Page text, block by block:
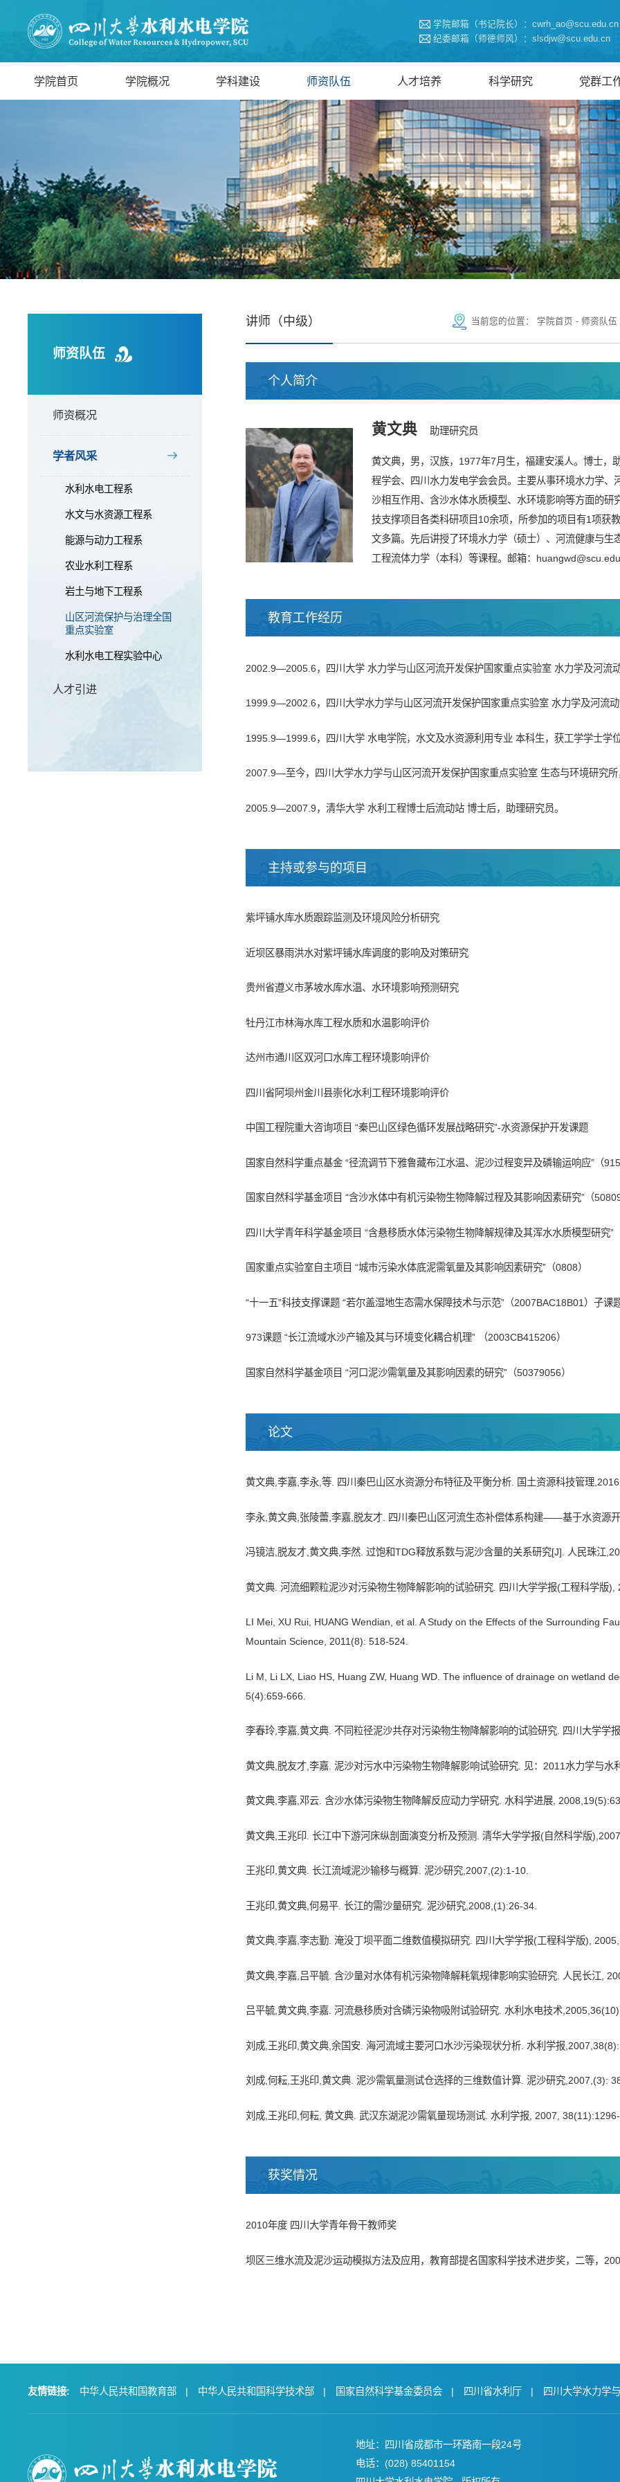
学院邮箱（书记院长）：cwrh_ao@scu.edu.cn
纪委邮箱（师德师风）：slsdjw@scu.edu.cn
学院首页 学院概况 学科建设 师资队伍 人才培养 科学研究 党群工
师资队伍
师资概况
学者风采
水利水电工程系
水文与水资源工程系
能源与动力工程系
农业水利工程系
岩土与地下工程系
山区河流保护与治理全国
重点实验室
水利水电工程实验中心
人才引进
讲师（中级） 当前您的位置： 学院首页 - 师资队伍
个人简介
黄文典 助理研究员
黄文典，男，汉族，1977年7月生，福建安溪人。博士，
程学会、四川水力发电学会会员。主要从事环境水力学
沙相互作用、含沙水体水质模型、水环境影响等方面的研
技支撑项目各类科研项目10余项，所参加的项目有1项获
文多篇。先后讲授了环境水力学（硕士）、河流健康与生
工程流体力学（本科）等课程。邮箱：
教育工作经历
2002.9—2005.6，四川大学 水力学与山区河流开发保护国家重点实验室 水力学及河流
1999.9—2002.6，四川大学水力学与山区河流开发保护国家重点实验室 水力学及河流动
1995.9—1999.6，四川大学 水电学院，水文及水资源利用专业 本科生，获工学学士学位
2007.9—至今，四川大学水力学与山区河流开发保护国家重点实验室 生态与环境研究所
2005.9—2007.9，清华大学 水利工程博士后流动站 博士后，助理研究员。
主持或参与的项目
紫坪铺水库水质跟踪监测及环境风险分析研究
近坝区暴雨洪水对紫坪铺水库调度的影响及对策研究
贵州省遵义市茅坡水库水温、水环境影响预测研究
牡丹江市林海水库工程水质和水温影响评价
达州市通川区双河口水库工程环境影响评价
四川省阿坝州金川县崇化水利工程环境影响评价
中国工程院重大咨询项目 “秦巴山区绿色循环发展战略研究”-水资源保护开发课题
国家自然科学重点基金 “径流调节下雅鲁藏布江水温、泥沙过程变异及磷输运响应”（
国家自然科学基金项目 “含沙水体中有机污染物生物降解过程及其影响因素研究”（
四川大学青年科学基金项目 “含悬移质水体污染物生物降解规律及其浑水水质模型研究”
国家重点实验室自主项目 “城市污染水体底泥需氧量及其影响因素研究”（0808）
“十一五”科技支撑课题 “若尔盖湿地生态需水保障技术与示范”（2007BAC18B01）子课
973课题 “长江流域水沙产输及其与环境变化耦合机理” （2003CB415206）
国家自然科学基金项目 “河口泥沙需氧量及其影响因素的研究”（50379056）
论文
黄文典,李嘉,李永,等. 四川秦巴山区水资源分布特征及平衡分析. 国土资源科技管理
李永,黄文典,张陵蕾,李嘉,脱友才. 四川秦巴山区河流生态补偿体系构建——基于水资源
冯镜洁,脱友才,黄文典,李然. 过饱和TDG释放系数与泥沙含量的关系研究[J]. 人民珠江
黄文典. 河流细颗粒泥沙对污染物生物降解影响的试验研究. 四川大学学报(工程科学版),
LI Mei, XU Rui, HUANG Wendian, et al. A Study on the Effects of the Surrounding
Mountain Science, 2011(8): 518-524.
Li M, Li LX, Liao HS, Huang ZW, Huang WD. The influence of drainage on wetland
5(4):659-666.
李春玲,李嘉,黄文典. 不同粒径泥沙共存对污染物生物降解影响的试验研究. 四川大学学
黄文典,脱友才,李嘉. 泥沙对污水中污染物生物降解影响试验研究. 见：2011水力学与水
黄文典,李嘉,邓云. 含沙水体污染物生物降解反应动力学研究. 水科学进展,
黄文典,王兆印. 长江中下游河床纵剖面演变分析及预测. 清华大学学报(自然科学版
王兆印,黄文典. 长江流域泥沙输移与概算. 泥沙研究,2007,(2):1-10.
王兆印,黄文典,何易平. 长江的需沙量研究. 泥沙研究,2008,(1):26-34.
黄文典,李嘉,李志勤. 淹没丁坝平面二维数值模拟研究. 四川大学学报(工程科学版),
黄文典,李嘉,吕平毓. 含沙量对水体有机污染物降解耗氧规律影响实验研究. 人民长江,
吕平毓,黄文典,李嘉. 河流悬移质对含磷污染物吸附试验研究. 水利水电技术
刘成,王兆印,黄文典,余国安. 海河流域主要河口水沙污染现状分析. 水利学报
刘成,何耘,王兆印,黄文典. 泥沙需氧量测试仓选择的三维数值计算. 泥沙研究,2007,(3):
刘成,王兆印,何耘, 黄文典. 武汉东湖泥沙需氧量现场测试. 水利学报, 2007,
获奖情况
2010年度 四川大学青年骨干教师奖
坝区三维水流及泥沙运动模拟方法及应用，教育部提名国家科学技术进步奖，二等，
友情链接: 中华人民共和国教育部 | 中华人民共和国科学技术部 | 国家自然科学基金委员会 | 四川省水利厅 | 四川大学水力学
地址：四川省成都市一环路南一段24号
电话：(028) 85401154